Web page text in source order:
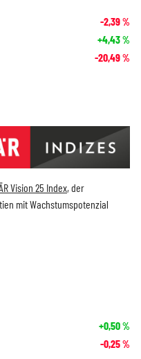
-2,39%
+4,43%
-20,49%
Vision 25 Index, der
mit Wachstumspotenzial
+0,50%
-0,25%